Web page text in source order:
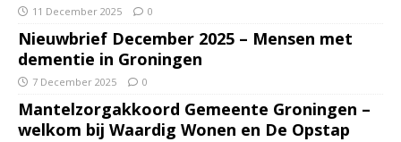
11 December 2025 0
Nieuwbrief December 2025 – Mensen met
dementie in Groningen
7 December 2025 0
Mantelzorgakkoord Gemeente Groningen –
welkom bij Waardig Wonen en De Opstap